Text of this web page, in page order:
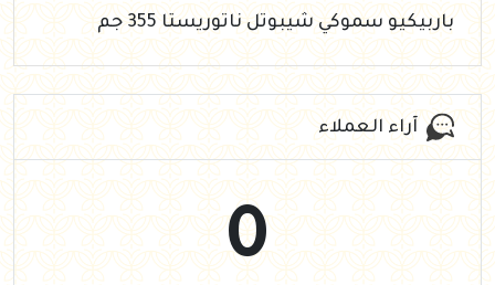
باربيكيو سموكي شيبوتل ناتوريستا 355 جم
آراء العملاء
0